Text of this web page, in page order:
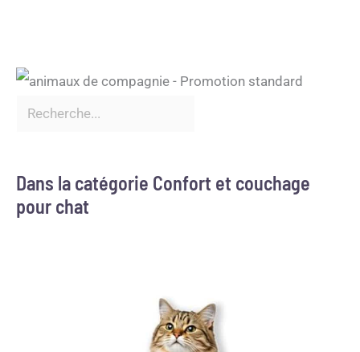
Dans la catégorie Confort et couchage
pour chat